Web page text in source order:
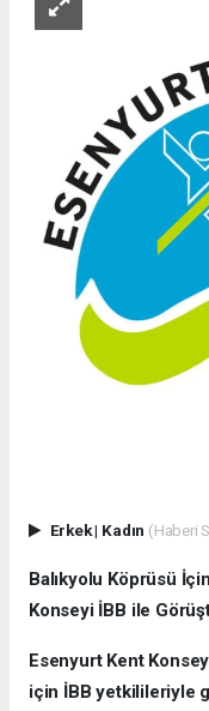
Erkek| Kadın (Haberi
Balıkyolu Köprüsü
Konseyi İBB ile
Esenyurt Kent
için İBB yetkilileriyle